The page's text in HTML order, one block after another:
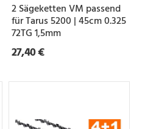
2 Sägeketten VM passend
für Tarus 5200 | 45cm 0.325
72TG 1,5mm
27,40 €